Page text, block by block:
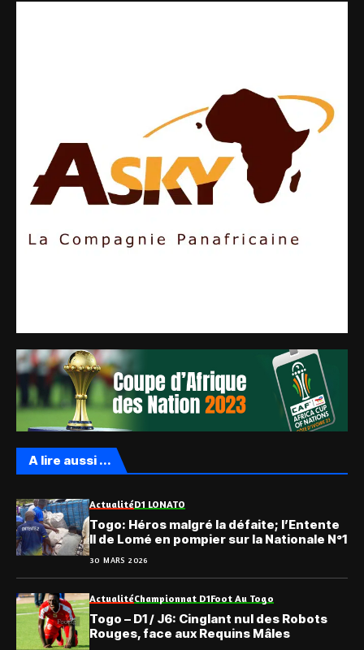
A lire aussi ...
ActualitéD1 LONATO
Togo: Héros malgré la défaite; l’Entente
II de Lomé en pompier sur la Nationale N°1
30 MARS 2026
ActualitéChampionnat D1Foot Au Togo
Togo – D1 / J6: Cinglant nul des Robots
Rouges, face aux Requins Mâles